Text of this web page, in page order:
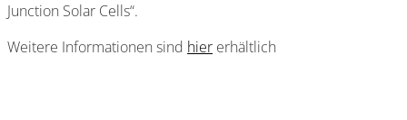
Junction Solar Cells“.
Weitere Informationen sind hier erhältlich